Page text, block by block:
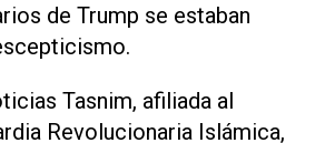
de Trump se estaban
Tasnim, afiliada ⁠al
Revolucionaria Islámica,